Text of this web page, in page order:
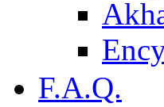
F.A.Q.